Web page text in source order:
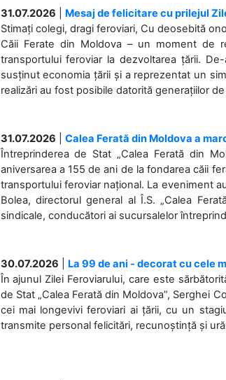
31.07.2026
Mesaj de felicitare cu prilejul
Stimați colegi, dragi feroviari, Cu deosebită
Căii Ferate din Moldova – un moment de
transportului feroviar la dezvoltarea țării.
susținut economia țării și a reprezentat un
realizări au fost posibile datorită generațiilor
31.07.2026
Calea Ferată din Moldova a
Întreprinderea de Stat „Calea Ferată din
aniversarea a 155 de ani de la fondarea căii
transportului feroviar național. La eveniment
Bolea, directorul general al Î.S. „Calea
sindicale, conducători ai sucursalelor
30.07.2026
La 99 de ani - decorat cu cele
În ajunul Zilei Feroviarului, care este
de Stat „Calea Ferată din Moldova”, Serghei
cei mai longevivi feroviari ai țării, cu un
transmite personal felicitări, recunoștință și